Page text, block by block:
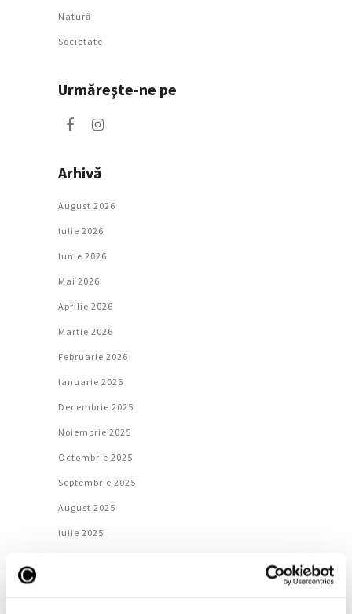
Natură
Societate
Urmăreşte-ne pe
Arhivă
August 2026
Iulie 2026
Iunie 2026
Mai 2026
Aprilie 2026
Martie 2026
Februarie 2026
Ianuarie 2026
Decembrie 2025
Noiembrie 2025
Octombrie 2025
Septembrie 2025
August 2025
Iulie 2025